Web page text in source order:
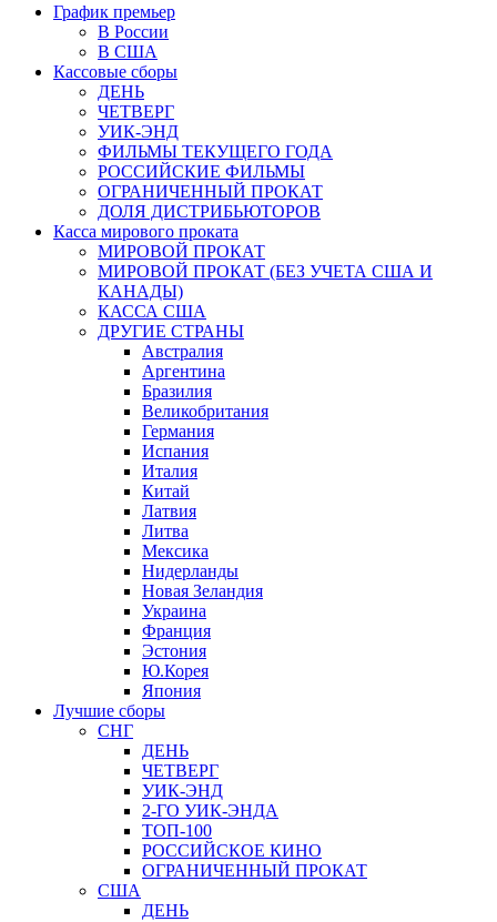
График премьер
В России
В США
Кассовые сборы
ДЕНЬ
ЧЕТВЕРГ
УИК-ЭНД
ФИЛЬМЫ ТЕКУЩЕГО ГОДА
РОССИЙСКИЕ ФИЛЬМЫ
ОГРАНИЧЕННЫЙ ПРОКАТ
ДОЛЯ ДИСТРИБЬЮТОРОВ
Касса мирового проката
МИРОВОЙ ПРОКАТ
МИРОВОЙ ПРОКАТ (БЕЗ УЧЕТА США И
КАНАДЫ)
КАССА США
ДРУГИЕ СТРАНЫ
Австралия
Аргентина
Бразилия
Великобритания
Германия
Испания
Италия
Китай
Латвия
Литва
Мексика
Нидерланды
Новая Зеландия
Украина
Франция
Эстония
Ю.Корея
Япония
Лучшие сборы
СНГ
ДЕНЬ
ЧЕТВЕРГ
УИК-ЭНД
2-ГО УИК-ЭНДА
ТОП-100
РОССИЙСКОЕ КИНО
ОГРАНИЧЕННЫЙ ПРОКАТ
США
ДЕНЬ